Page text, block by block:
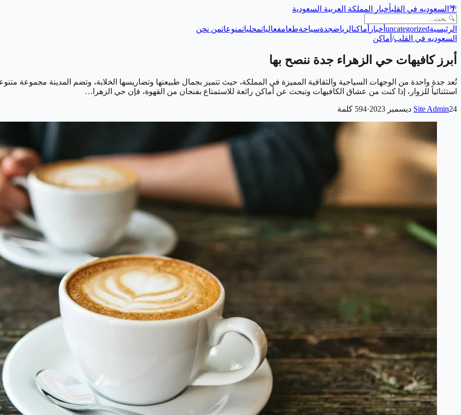
🌴 السعوديه في القلبأخبار المملكة العربية السعودية
الرئيسيةuncategorized أخبار أماكنالرياضجدةسياحةطعامفعالياتمحلياتمنوعاتمن نحن
السعوديه في القلب/ أماكن
أبرز كافيهات حي الزهراء جدة ننصح بها
تُعد جدة واحدة من الوجهات السياحية والثقافية المميزة في المملكة، حيث تتميز بجمال طبيعتها وتضاريسها الخلابة، وتضم المدينة مجموعة
استثنائياً للزوار، إذا كنت من عشاق الكافيهات وتبحث عن أماكن رائعة للاستمتاع بفنجان من القهوة، فإن حي الزهرا…
Site Admin24 ديسمبر 2023 ·
594 كلمة